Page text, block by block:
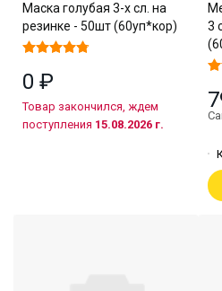
Маска голубая 3-х сл. на
резинке - 50шт (60уп*кор)
0 ₽
Товар закончился, ждем
поступления 15.08.2026 г.
3